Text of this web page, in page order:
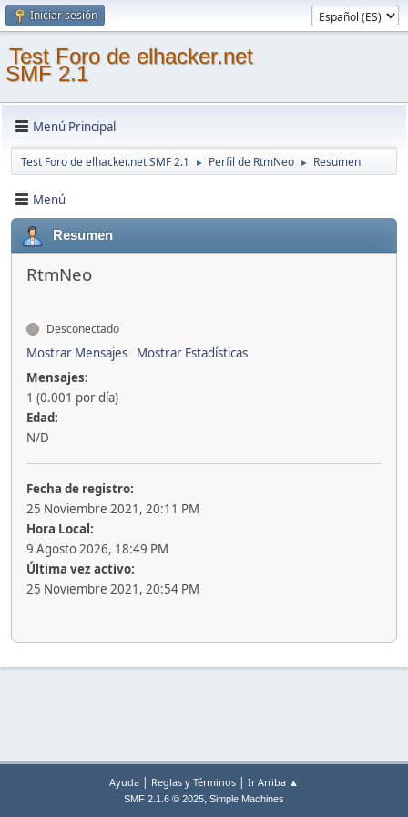
Iniciar sesión
Test Foro de elhacker.net
SMF 2.1
Menú Principal
Test Foro de elhacker.net SMF 2.1 ► Perfil de RtmNeo ► Resumen
Menú
Resumen
RtmNeo
Desconectado
Mostrar Mensajes
Mostrar Estadísticas
Mensajes:
1 (0.001 por día)
Edad:
N/D
Fecha de registro:
25 Noviembre 2021, 20:11 PM
Hora Local:
9 Agosto 2026, 18:49 PM
Última vez activo:
25 Noviembre 2021, 20:54 PM
Ayuda | Reglas y Términos | Ir Arriba ▲
SMF 2.1.6 © 2025, Simple Machines